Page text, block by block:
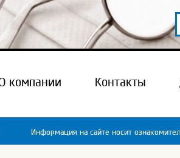
компании Контакты
Информация на сайте носит